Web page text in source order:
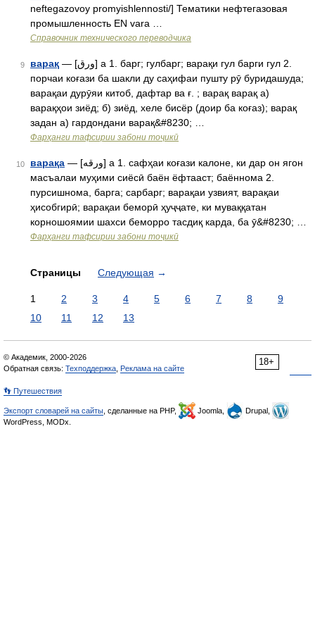
neftegazovoy promyishlennosti/] Тематики нефтегазовая
промышленность EN vara …
Справочник технического переводчика
9 варақ — [ورق] а 1. барг; гулбарг; варақи гул барги гул 2.
порчаи коғази ба шакли ду саҳифаи пушту рӯ буридашуда;
варақаи дурӯяи китоб, дафтар ва ғ. ; варақ варақ а)
варақҳои зиёд; б) зиёд, хеле бисёр (доир ба коғаз); варақ
задан а) гардондани варақ&#8230; …
Фарҳанги тафсирии забони тоҷикӣ
10 варақа — [ورقه] а 1. сафҳаи коғази калоне, ки дар он ягон
масъалаи муҳими сиёсӣ баён ёфтааст; баённома 2.
пурсишнома, барга; сарбарг; варақаи узвият, варақаи
ҳисобгирӣ; варақаи беморӣ ҳуҷҷате, ки муваққатан
корношоямии шахси беморро тасдиқ карда, ба ӯ&#8230; …
Фарҳанги тафсирии забони тоҷикӣ
Страницы Следующая →
1 2 3 4 5 6 7 8
9
10
11 12 13
18+
© Академик, 2000-2026
Обратная связь: Техподдержка Реклама на сайте
👣 Путешествия
Экспорт словарей на сайты , сделанные на PHP, Joomla,
Drupal,
WordPress, MODx.